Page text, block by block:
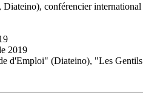
conférencier
2019
d'Emploi" (Diateino), "Les